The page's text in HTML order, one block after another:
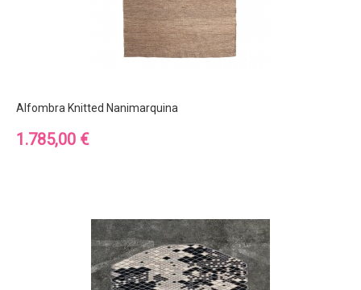
Alfombra Knitted Nanimarquina
Precio
1.785,00 €